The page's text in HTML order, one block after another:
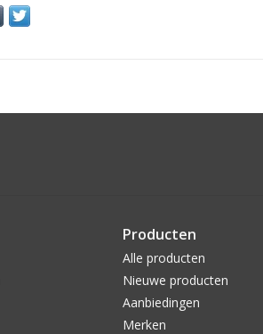
Producten
Alle producten
Nieuwe producten
Aanbiedingen
Merken